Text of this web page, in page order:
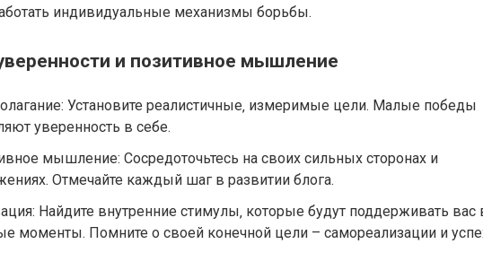
индивидуальные механизмы борьбы.
и позитивное мышление
Установите реалистичные‚ измеримые цели. Малые победы
уверенность в себе.
мышление: Сосредоточьтесь на своих сильных сторонах и
Отмечайте каждый шаг в развитии блога.
Найдите внутренние стимулы‚ которые будут поддерживать вас
моменты. Помните о своей конечной цели – самореализации и